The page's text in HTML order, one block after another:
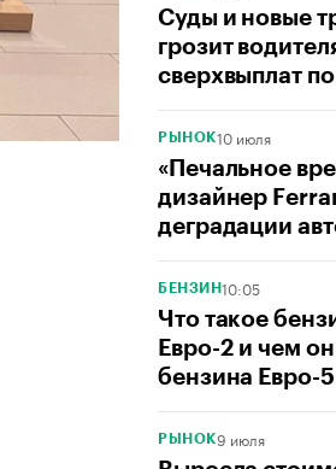
Суды и новые
грозит
сверхвыплат
РЫНОК10 июля
«Печальное
дизайнер
деградации
БЕНЗИН10:05
Что такое
Евро-2 и чем
бензина Евро-5
РЫНОК9 июля